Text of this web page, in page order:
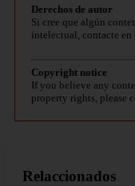
Derechos de autor
Si cree que algún
intelectual, contacte en
Copyright notice
If you believe any
property rights, please
Relaccionados